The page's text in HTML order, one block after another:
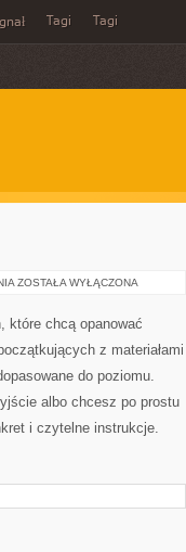
Tagi Tagi
TRENDY
ZOSTAŁA WYŁĄCZONA
stworzone z myślą o
makijażu w sposób
wskazówki dla
dla bardziej
łatwo znaleźć treści
szukasz pomysłów na
zrozumieć, co działa
Makijaż wegański i